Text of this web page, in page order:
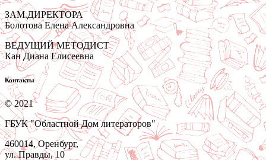
ЗАМ.ДИРЕКТОРА
Болотова Елена Александровна
ВЕДУЩИЙ МЕТОДИСТ
Кан Диана Елисеевна
Контакты
© 2021
ГБУК "Областной Дом литераторов"
460014, Оренбург,
ул. Правды, 10